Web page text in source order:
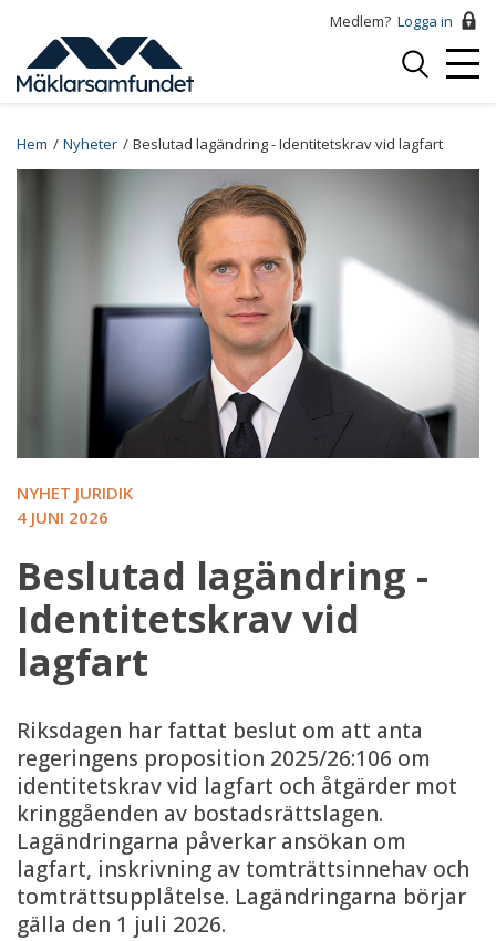
huvudinnehåll
Medlem? Logga in
Logga
Breadcrumb
Hem Nyheter Beslutad lagändring - Identitetskrav vid lagfart
NYHET JURIDIK
4 JUNI 2026
Beslutad lagändring -
Identitetskrav vid
lagfart
Riksdagen har fattat beslut om att anta
regeringens proposition 2025/26:106 om
identitetskrav vid lagfart och åtgärder mot
kringgåenden av bostadsrättslagen.
Lagändringarna påverkar ansökan om
lagfart, inskrivning av tomträttsinnehav och
tomträttsupplåtelse. Lagändringarna börjar
gälla den 1 juli 2026.